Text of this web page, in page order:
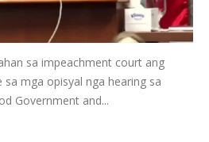
sa impeachment court ang
mga opisyal nga hearing sa
Government and...